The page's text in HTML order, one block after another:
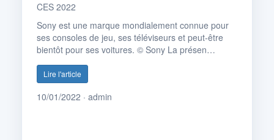
CES 2022
Sony est une marque mondialement connue pour
ses consoles de jeu, ses téléviseurs et peut-être
bientôt pour ses voitures. © Sony La présen…
Lire l'article
10/01/2022 · admin